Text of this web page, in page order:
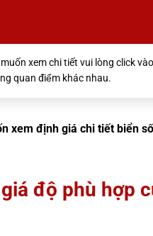
xem chi tiết vui lòng click vào
quan điểm khác nhau.
xem định giá chi tiết biển
độ phù hợp